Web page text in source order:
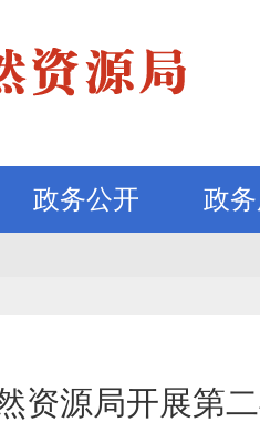
政务公开 政
资源局开展第